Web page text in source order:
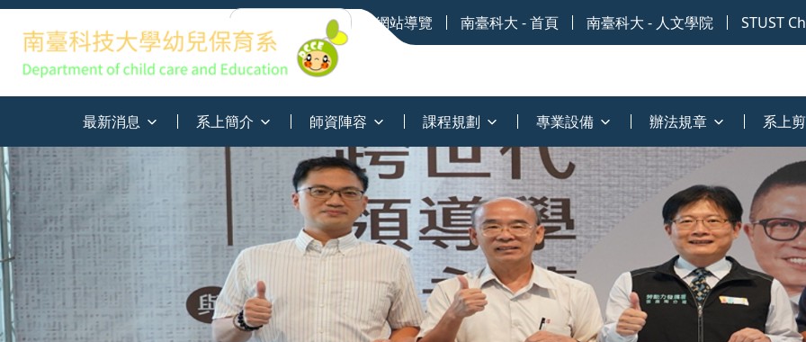
網站導覽 南臺科大 - 首頁 南臺科大 - 人文學院 STUST
最新消息 系上簡介 師資陣容 課程規劃 專業設備 辦法規章 系上